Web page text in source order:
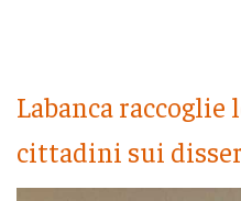
Labanca raccoglie
cittadini sui